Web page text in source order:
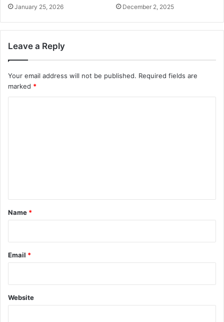
January 25, 2026 December 2, 2025
Leave a Reply
Your email address will not be published. Required fields are
marked *
*
Name *
Email *
Website